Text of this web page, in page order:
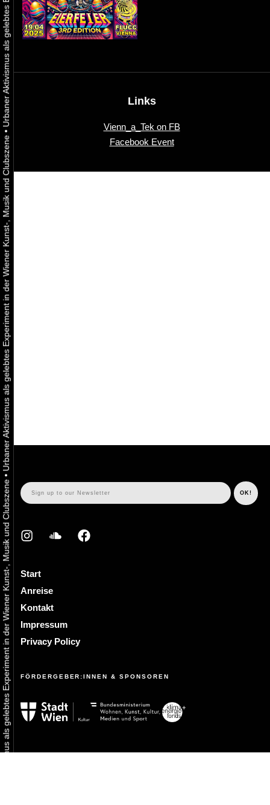
Urbaner Aktivismus als gelebtes Experiment in der Wiener Kunst-, Musik und Clubszene
•
Urbaner Aktivismus als gelebtes Experiment in der Wiener Kunst-, Musik und Clubszene
•
Links
Vienn_a_Tek on FB
Facebook Event
Start
Anreise
Kontakt
Impressum
Privacy Policy
FÖRDERGEBER:INNEN & SPONSOREN